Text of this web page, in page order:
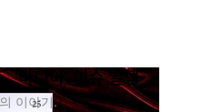
, '마니아' 이슈 발행
이야기.